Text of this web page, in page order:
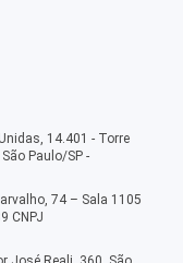
14.401 - Torre
Paulo/SP -
74 – Sala 1105
CNPJ